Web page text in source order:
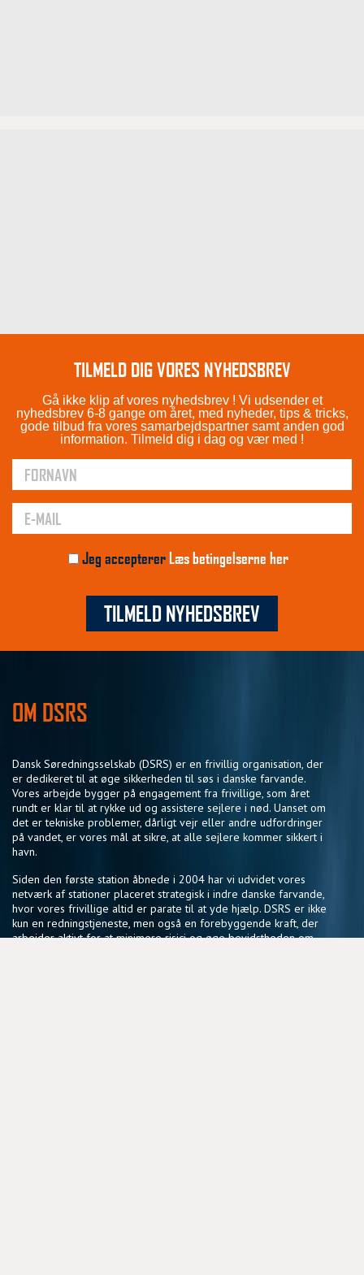
TILMELD DIG VORES NYHEDSBREV
Gå ikke klip af vores nyhedsbrev ! Vi udsender et
nyhedsbrev 6-8 gange om året, med nyheder, tips & tricks,
gode tilbud fra vores samarbejdspartner samt anden god
information. Tilmeld dig i dag og vær med !
Jeg acceptererLæs betingelserne her
TILMELD NYHEDSBREV
OM DSRS
Dansk Søredningsselskab (DSRS) er en frivillig organisation, der
er dedikeret til at øge sikkerheden til søs i danske farvande.
Vores arbejde bygger på engagement fra frivillige, som året
rundt er klar til at rykke ud og assistere sejlere i nød. Uanset om
det er tekniske problemer, dårligt vejr eller andre udfordringer
på vandet, er vores mål at sikre, at alle sejlere kommer sikkert i
havn.
Siden den første station åbnede i 2004 har vi udvidet vores
netværk af stationer placeret strategisk i indre danske farvande,
hvor vores frivillige altid er parate til at yde hjælp. DSRS er ikke
kun en redningstjeneste, men også en forebyggende kraft, der
arbejder aktivt for at minimere risici og øge bevidstheden om